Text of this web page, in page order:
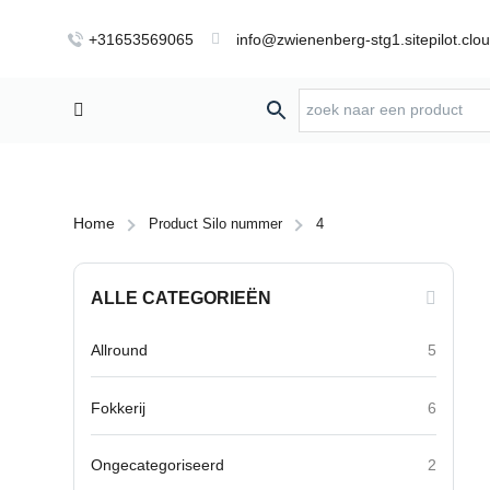
+31653569065 info@zwienenberg-
Home Product Silo nummer 4
ALLE CATEGORIEËN
Allround 5
Fokkerij 6
Ongecategoriseerd 2